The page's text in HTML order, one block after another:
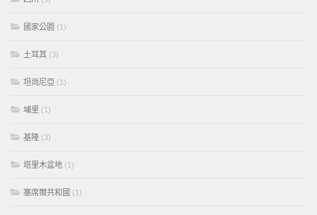
國家公園 (1)
土耳其 (3)
坦尚尼亞 (1)
埔里 (1)
基隆 (3)
塔里木盆地 (1)
塞席爾共和國 (1)